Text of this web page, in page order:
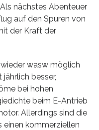
nächstes Abenteuer
auf den Spuren von
der Kraft der
wasw möglich
besser,
bei hohen
beim E-Antrieb
Allerdings sind die
einen kommerziellen